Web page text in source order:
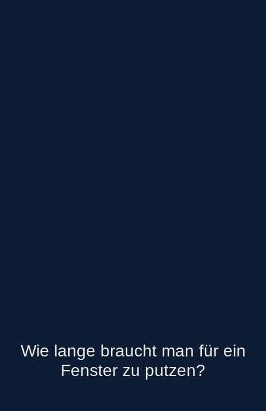
Wie lange braucht man für ein
Fenster zu putzen?